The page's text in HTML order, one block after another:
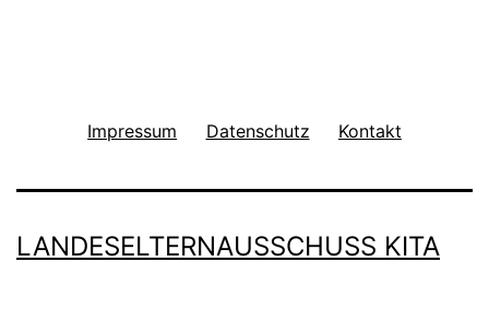
Impressum Datenschutz Kontakt
LANDESELTERNAUSSCHUSS KITA